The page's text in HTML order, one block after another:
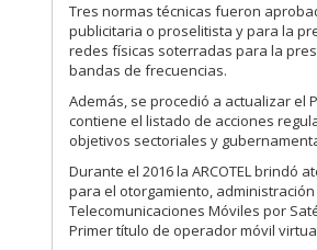
Tres normas técnicas fueron
publicitaria o proselitista y para la
redes físicas soterradas para la
bandas de frecuencias.
Además, se procedió a actualizar el
contiene el listado de acciones
objetivos sectoriales y
Durante el 2016 la ARCOTEL
para el otorgamiento,
Telecomunicaciones Móviles por
Primer título de operador móvil